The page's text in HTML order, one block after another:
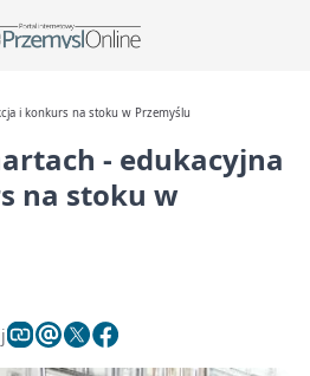
i konkurs na stoku w Przemyślu
- edukacyjna
na stoku w